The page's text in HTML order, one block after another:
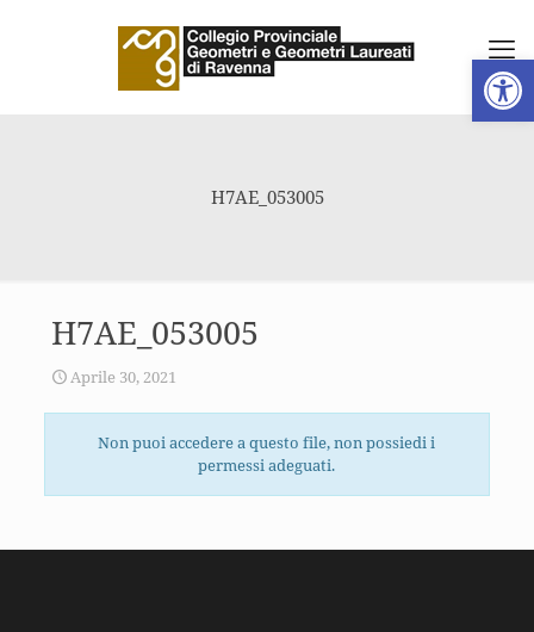
Apri
H7AE_053005
H7AE_053005
Aprile 30, 2021
Non puoi accedere a questo file, non possiedi i
permessi adeguati.